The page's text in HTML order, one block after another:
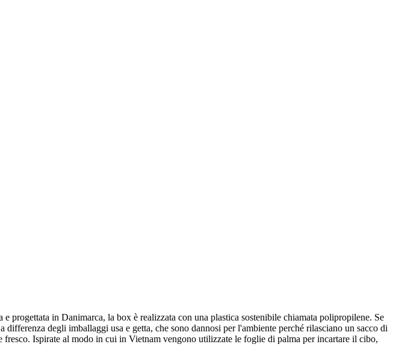
in Danimarca, la box è realizzata con una plastica sostenibile chiamata polipropilene. Se
degli imballaggi usa e getta, che sono dannosi per l'ambiente perché rilasciano un sacco di
Ispirate al modo in cui in Vietnam vengono utilizzate le foglie di palma per incartare il cibo,